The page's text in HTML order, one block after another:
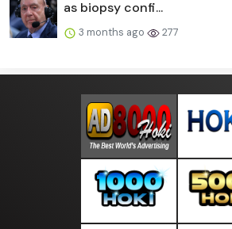
as biopsy confi...
3 months ago 277